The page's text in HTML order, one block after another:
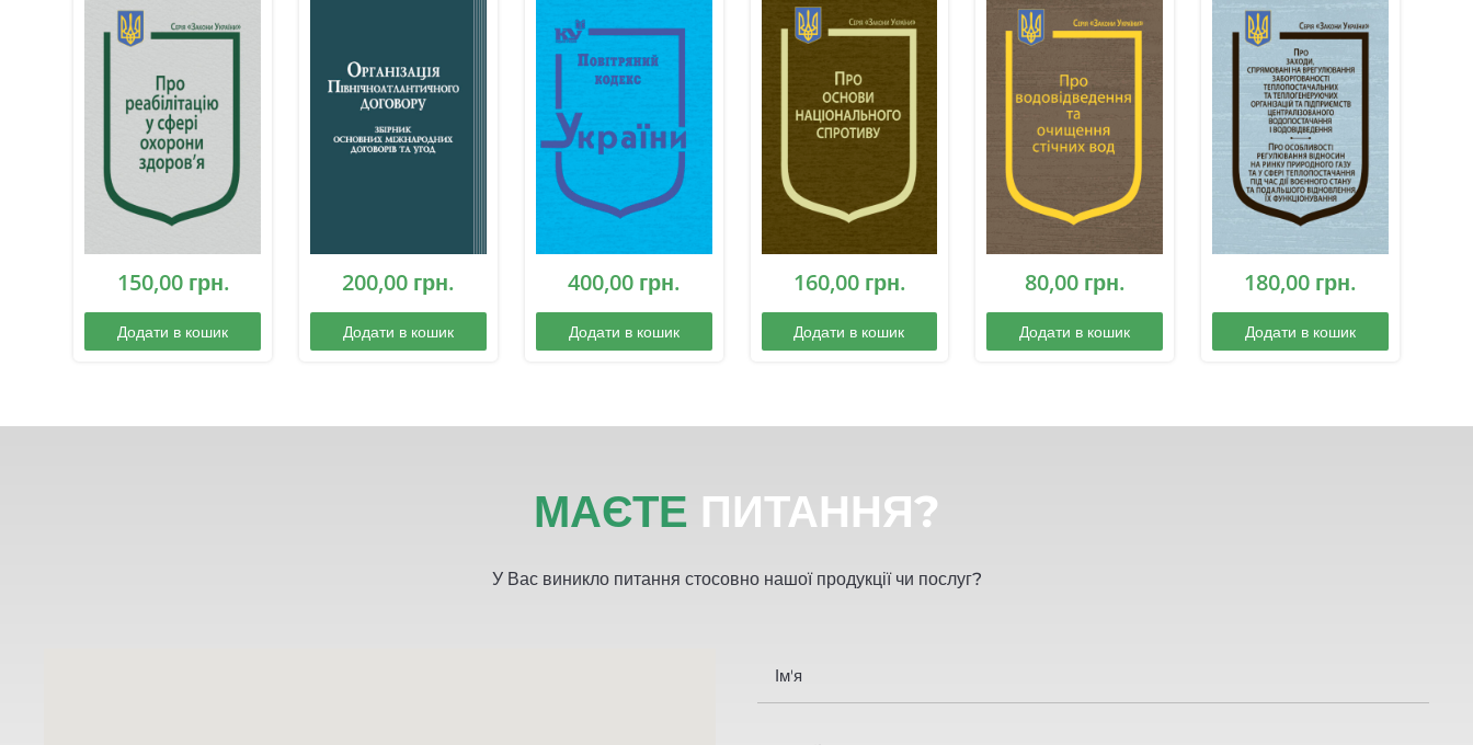
150,00 грн.
Додати в кошик
200,00 грн.
Додати в кошик
400,00 грн.
Додати в кошик
160,00 грн.
Додати в кошик
80,00 грн.
Додати в кошик
та теплогенеруючих
організацій та
підприємств
централізованого
водопостачання і
водовідведення”,
“Про особливості
регулювання
відносин на ринку
природно го газу та у
сфері
теплопостачання під
час дії воєнного
стану та подальшого
відновлення їх
180,00 грн.
Додати в кошик
МАЄТЕ ПИТАННЯ?
У Вас виникло питання стосовно нашої продукції чи послуг?